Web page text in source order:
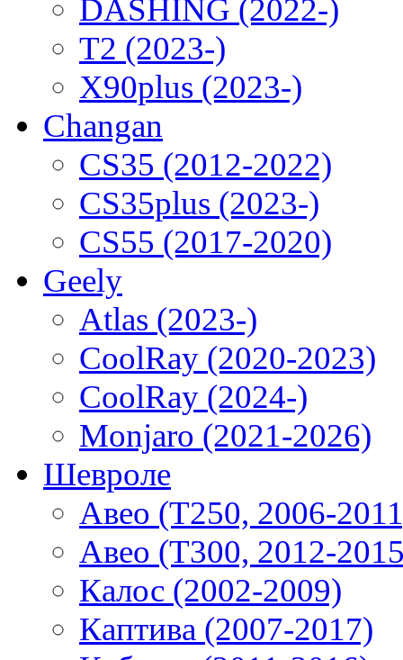
DASHING (2022-)
T2 (2023-)
X90plus (2023-)
Changan
CS35 (2012-2022)
CS35plus (2023-)
CS55 (2017-2020)
Geely
Atlas (2023-)
CoolRay (2020-2023)
CoolRay (2024-)
Monjaro (2021-2026)
Шевроле
Авео (T250, 2006-
Авео (T300, 2012-
Калос (2002-2009)
Каптива (2007-2017)